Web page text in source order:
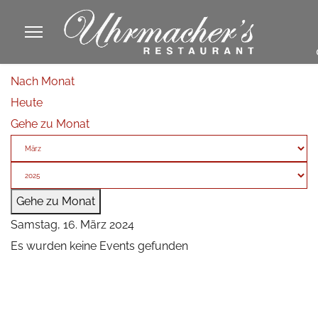
Nach Monat
Heute
Gehe zu Monat
Gehe zu Monat
Samstag, 16. März 2024
Es wurden keine Events gefunden